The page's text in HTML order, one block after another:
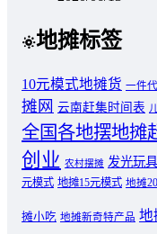
地摊标签
10元模式地摊货 一件
摊网 云南赶集时间表
全国各地摆地摊
创业 农村摆摊 发光玩具
元模式 地摊15元模式 地摊
摊小吃 地摊新奇特产品 地